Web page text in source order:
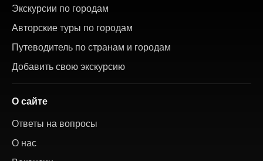
Экскурсии по городам
Авторские туры по городам
Путеводитель по странам и городам
Добавить свою экскурсию
О сайте
Ответы на вопросы
О нас